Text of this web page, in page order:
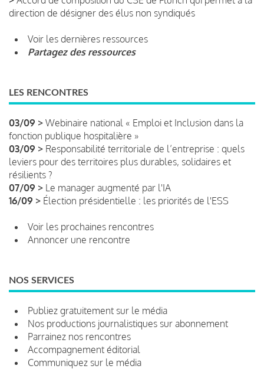
direction de désigner des élus non syndiqués
Voir les dernières ressources
Partagez des ressources
LES RENCONTRES
03/09 > Webinaire national « Emploi et Inclusion dans la
fonction publique hospitalière »
03/09 > Responsabilité territoriale de l’entreprise : quels
leviers pour des territoires plus durables, solidaires et
résilients ?
07/09 > Le manager augmenté par l'IA
16/09 > Élection présidentielle : les priorités de l'ESS
Voir les prochaines rencontres
Annoncer une rencontre
NOS SERVICES
Publiez gratuitement sur le média
Nos productions journalistiques sur abonnement
Parrainez nos rencontres
Accompagnement éditorial
Communiquez sur le média